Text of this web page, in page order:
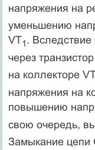
напряжения на
уменьшению
VT1. Вследствие
через
на коллекторе
напряжения на
повышению
свою очередь,
Замыкание